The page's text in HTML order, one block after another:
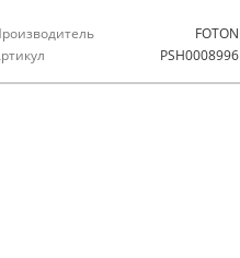
FOTON
PSH0008996